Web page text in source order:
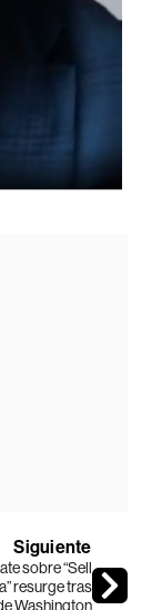
Siguiente
sobre “Sell
resurge tras
Washington